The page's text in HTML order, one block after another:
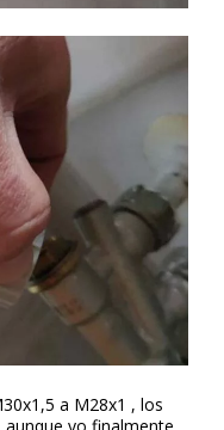
a M28x1 , los
yo finalmente